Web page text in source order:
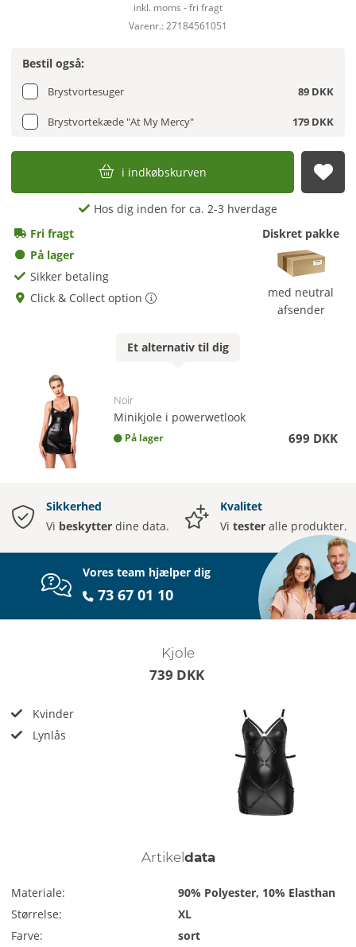
inkl. moms - fri fragt
Varenr.: 27184561051
Bestil også:
Brystvortesuger 89 DKK
Brystvortekæde "At My Mercy" 179 DKK
i indkøbskurven
Hos dig inden for ca. 2-3 hverdage
Fri fragt
På lager
Sikker betaling
Click & Collect option
Diskret pakke
med neutral
afsender
Et alternativ til dig
Noir
Minikjole i powerwetlook
På lager 699 DKK
Sikkerhed
Vi beskytter dine data.
Kvalitet
Vi tester alle produkter.
Vores team hjælper dig
73 67 01 10
Kjole
739 DKK
Kvinder
Lynlås
Artikel data
Materiale:
90% Polyester, 10% Elasthan
Størrelse:
XL
Farve:
sort